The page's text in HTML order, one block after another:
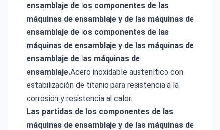
ensamblaje de los componentes de las
máquinas de ensamblaje y de las máquinas de
ensamblaje de los componentes de las
máquinas de ensamblaje y de las máquinas de
ensamblaje de las máquinas de
ensamblaje.Acero inoxidable austenítico con
estabilización de titanio para resistencia a la
corrosión y resistencia al calor.
Las partidas de los componentes de las
máquinas de ensamblaje y de las máquinas de